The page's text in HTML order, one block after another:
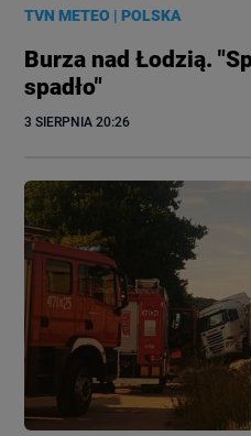
TVN METEO |POLSKA
Burza nad Łodzią.
spadło"
3 SIERPNIA 20:26